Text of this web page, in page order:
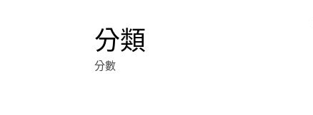
分類
分數